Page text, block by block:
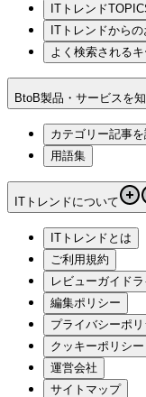
ITトレンド
ITトレンドから
よく検索される
BtoB製品・サービスを
カテゴリー記事
用語集
ITトレンドについて
ITトレンドとは
ご利用規約
レビューガイド
編集ポリシー
プライバシーポ
クッキーポリシー
運営会社
サイトマップ